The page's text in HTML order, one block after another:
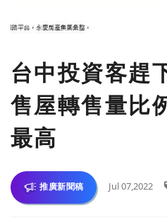
台中投資客趕
售屋轉售量比
最高
推廣新聞稿 Jul 07,2022